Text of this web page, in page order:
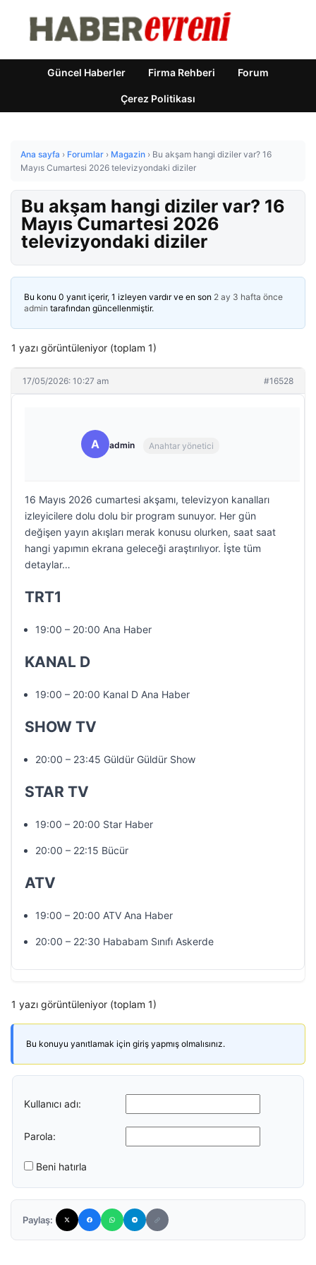
Güncel Haberler Firma Rehberi Forum
Çerez Politikası
Ana sayfa › Forumlar › Magazin › Bu akşam hangi diziler var? 16
Mayıs Cumartesi 2026 televizyondaki diziler
Bu akşam hangi diziler var? 16
Mayıs Cumartesi 2026
televizyondaki diziler
Bu konu 0 yanıt içerir, 1 izleyen vardır ve en son 2 ay 3 hafta önce
admin tarafından güncellenmiştir.
1 yazı görüntüleniyor (toplam 1)
17/05/2026: 10:27 am #16528
A admin Anahtar yönetici
16 Mayıs 2026 cumartesi akşamı, televizyon kanalları
izleyicilere dolu dolu bir program sunuyor. Her gün
değişen yayın akışları merak konusu olurken, saat saat
hangi yapımın ekrana geleceği araştırılıyor. İşte tüm
detaylar…
TRT1
19:00 – 20:00 Ana Haber
KANAL D
19:00 – 20:00 Kanal D Ana Haber
SHOW TV
20:00 – 23:45 Güldür Güldür Show
STAR TV
19:00 – 20:00 Star Haber
20:00 – 22:15 Bücür
ATV
19:00 – 20:00 ATV Ana Haber
20:00 – 22:30 Hababam Sınıfı Askerde
1 yazı görüntüleniyor (toplam 1)
Bu konuyu yanıtlamak için giriş yapmış olmalısınız.
Kullanıcı adı:
Parola:
Beni hatırla
Paylaş: